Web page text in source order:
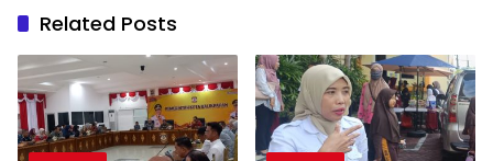
Related Posts